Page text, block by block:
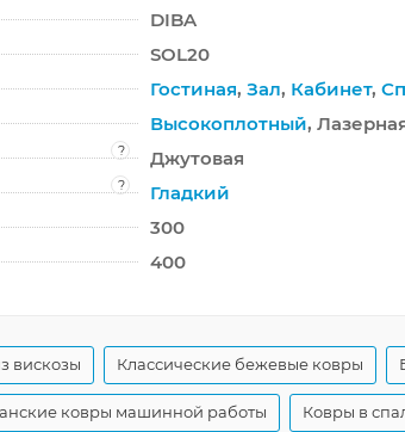
DIBA
SOL20
Гостиная, Зал, Кабинет,
Высокоплотный,
?
Джутовая
?
Гладкий
300
400
вискозы Классические бежевые ковры
ковры машинной работы Ковры в